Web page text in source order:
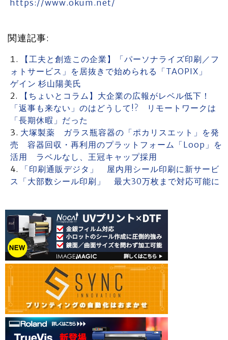
https://www.okum.net/
関連記事:
【工夫と創造この企業】「パーソナライズ印刷／フ
ォトサービス」を居抜きで始められる「TAOPIX」
ゲイン 杉山陽美氏
【ちょいとコラム】大企業の広報がレベル低下！
「返事も来ない」のはどうして!? リモートワークは
「長期休暇」だった
大塚製薬 ガラス瓶容器の「ポカリスエット」を発
売 容器回収・再利用のプラットフォーム「Loop」を
活用 ラベルなし、王冠キャップ採用
「印刷通販デジタ」 屋内用シール印刷に新サービ
ス「大部数シール印刷」 最大30万枚まで対応可能に